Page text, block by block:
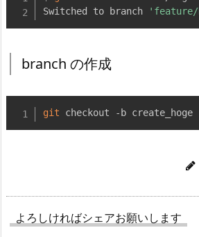
Switched to branch
'feature/
branch の作成
git checkout -b create_hoge
よろしければシェアお願いします